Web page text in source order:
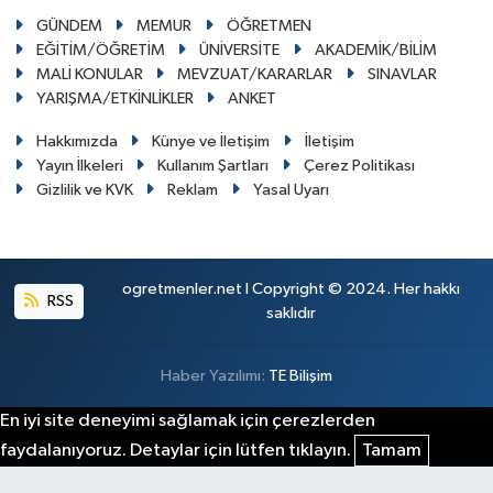
GÜNDEM MEMUR
ÖĞRETMEN
EĞİTİM/ÖĞRETİM
ÜNİVERSİTE
AKADEMİK/BİLİM
MALİ KONULAR
MEVZUAT/KARARLAR
SINAVLAR
YARIŞMA/ETKİNLİKLER
ANKET
Hakkımızda Künye ve İletişim
İletişim
Yayın İlkeleri
Kullanım Şartları
Çerez Politikası
Gizlilik ve KVK
Reklam Yasal Uyarı
RSS
ogretmenler.net I Copyright © 2024. Her hakkı
saklıdır
Haber Yazılımı: TE Bilişim
En iyi site deneyimi sağlamak için çerezlerden
faydalanıyoruz. Detaylar için lütfen tıklayın.
Tamam